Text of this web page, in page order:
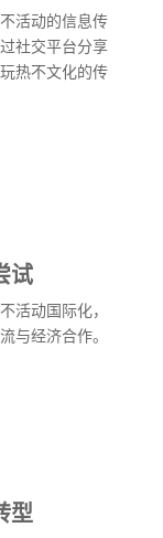
活动的信息传
社交平台分享
热不文化的传
试
活动国际化，
与经济合作。
型